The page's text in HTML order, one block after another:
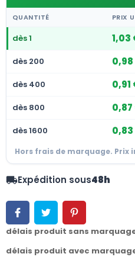
QUANTITÉ PRIX
dès 1 1,03
dès 200
dès 400 0,91
dès 800
dès 1600
Hors frais de marquage.
local_shippingExpédition sous48h
délais produit sans
délais produit avec